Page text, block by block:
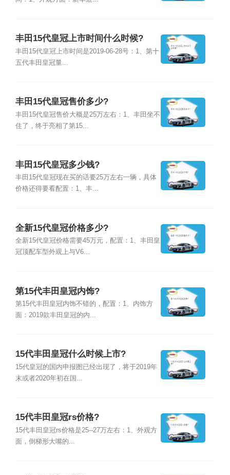
丰田15代皇冠上市时间什么时候?
丰田15代皇冠上市时间是2019-06-28号：1、第十
五代丰田皇冠量...
丰田15代皇冠售价多少?
丰田15代皇冠售价大概是25万左右：1、丰田坐不
住了，终于亮相了第15...
丰田15代皇冠多少钱?
丰田15代皇冠现在买的话要25万左右一辆，具体
价格还得要看配置：1、丰...
全新15代皇冠价格多少?
全新15代皇冠价格需要45万元，配置：1、丰田皇
冠顶配车型外观上与V6...
第15代丰田皇冠内饰?
第15代丰田皇冠内饰不错的，配置：1、内饰方
面：2019款丰田皇冠的内...
15代丰田皇冠什么时候上市?
15代皇冠的国内申报图已经出现了，将于2019年
末或者2020年初在国...
15代丰田皇冠rs价格?
15代丰田皇冠rs价格是25--27万左右：1、外观方
面，倒梯形大嘴的...